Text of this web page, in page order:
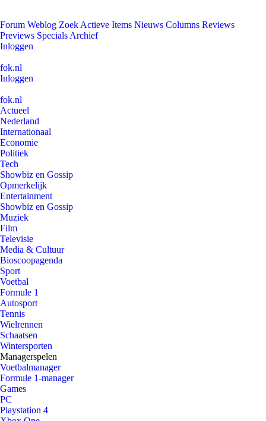
Forum Weblog Zoek Actieve Items Nieuws Columns Reviews
Previews Specials Archief
Inloggen
fok.nl
Inloggen
fok.nl
Actueel
Nederland
Internationaal
Economie
Politiek
Tech
Showbiz en Gossip
Opmerkelijk
Entertainment
Showbiz en Gossip
Muziek
Film
Televisie
Media & Cultuur
Bioscoopagenda
Sport
Voetbal
Formule 1
Autosport
Tennis
Wielrennen
Schaatsen
Wintersporten
Managerspelen
Voetbalmanager
Formule 1-manager
Games
PC
Playstation 4